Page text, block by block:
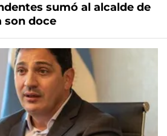
sumó al alcalde de
son doce